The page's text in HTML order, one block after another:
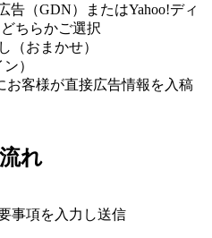
告（GDN）またはYahoo!ディ
ちらかご選択
（おまかせ）
）
客様が直接広告情報を入稿
れ
事項を入力し送信